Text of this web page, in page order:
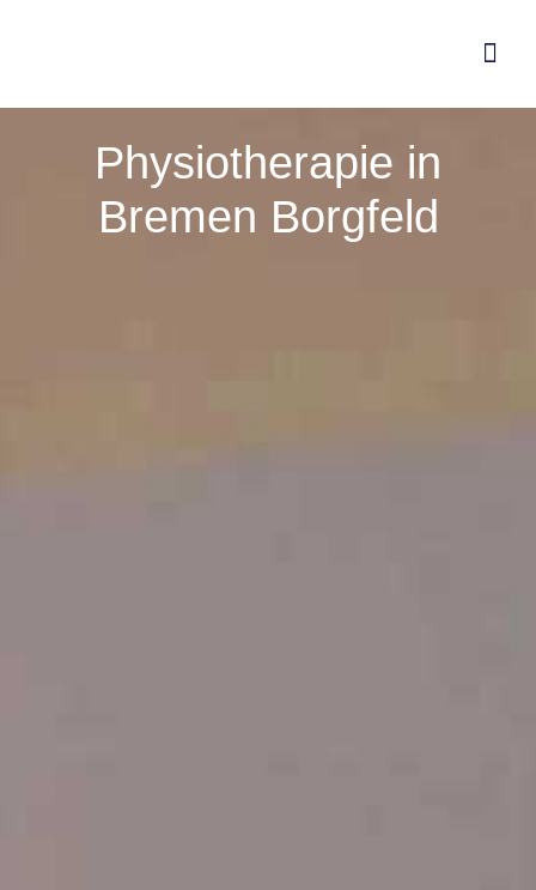
Physio­therapie in
Bremen Borgfeld